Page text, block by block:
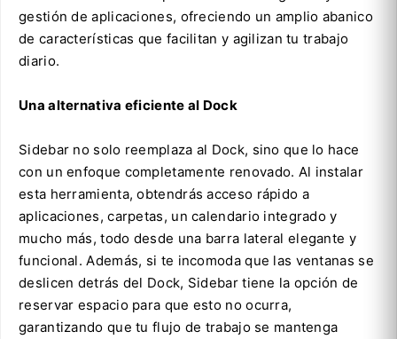
gestión de aplicaciones, ofreciendo un amplio abanico
de características que facilitan y agilizan tu trabajo
diario.
Una alternativa eficiente al Dock
Sidebar no solo reemplaza al Dock, sino que lo hace
con un enfoque completamente renovado. Al instalar
esta herramienta, obtendrás acceso rápido a
aplicaciones, carpetas, un calendario integrado y
mucho más, todo desde una barra lateral elegante y
funcional. Además, si te incomoda que las ventanas se
deslicen detrás del Dock, Sidebar tiene la opción de
reservar espacio para que esto no ocurra,
garantizando que tu flujo de trabajo se mantenga